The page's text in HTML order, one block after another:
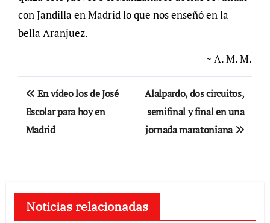
con Jandilla en Madrid lo que nos enseñó en la
bella Aranjuez.
~ A. M. M.
Navegación
de
entradas
En vídeo los de José
Escolar para hoy en
Madrid
Alalpardo, dos circuitos,
semifinal y final en una
jornada maratoniana
Noticias relacionadas